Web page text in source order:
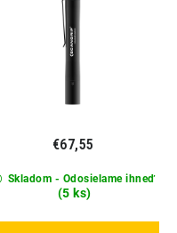
Skladom - Odosielame ihneď
(5 ks)
€67,55